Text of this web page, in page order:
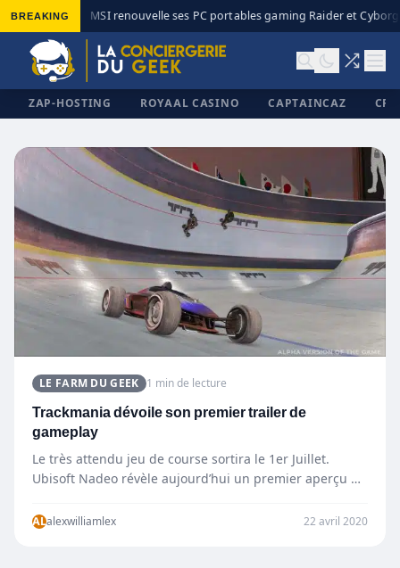
BREAKING MSI renouvelle ses PC portables gaming Raider et
ZAP-HOSTING ROYAAL CASINO CAPTAINCAZ
✕
LE FARM DU GEEK 1 min de lecture
Trackmania dévoile son premier trailer de
gameplay
Le très attendu jeu de course sortira le 1er Juillet.
Ubisoft Nadeo révèle aujourd’hui un premier aperçu de
ALalexwilliamlex 22 avril 2020